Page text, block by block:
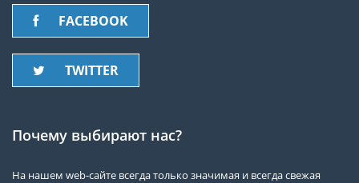
FACEBOOK
TWITTER
Почему выбирают нас?
На нашем web-сайте всегда только значимая и всегда свежая